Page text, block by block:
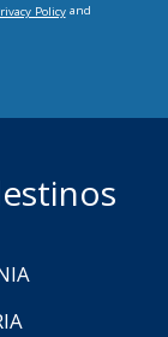
Policyand